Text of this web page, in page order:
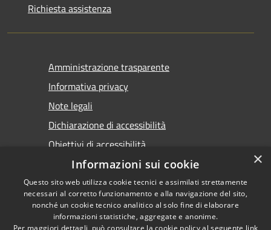
Richiesta assistenza
Amministrazione trasparente
Informativa privacy
Note legali
Dichiarazione di accessibilità
Obiettivi di accessibilità
Copyright © 2026 • Comune di
×
Informazioni sui cookie
Questo sito web utilizza cookie tecnici e assimilati strettamente
necessari al corretto funzionamento e alla navigazione del sito,
nonché un cookie tecnico analitico al solo fine di elaborare
informazioni statistiche, aggregate e anonime.
Per maggiori dettagli, può consultare la cookie policy al seguente link